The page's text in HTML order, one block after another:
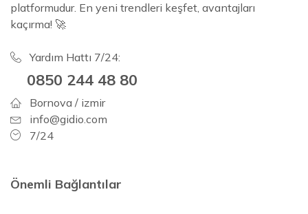
platformudur. En yeni trendleri keşfet, avantajları
kaçırma! 🚀
Yardım Hattı 7/24:
0850 244 48 80
Bornova / izmir
info@gidio.com
7/24
Önemli Bağlantılar